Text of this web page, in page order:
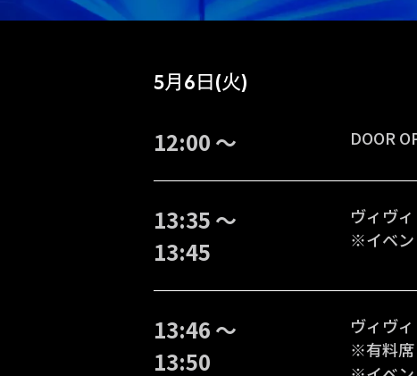
5月6日(火)
12:00 〜 DOOR
13:35 〜
13:45
ヴィヴ
※イベン
13:46 〜
13:50
ヴィヴ
※有料席